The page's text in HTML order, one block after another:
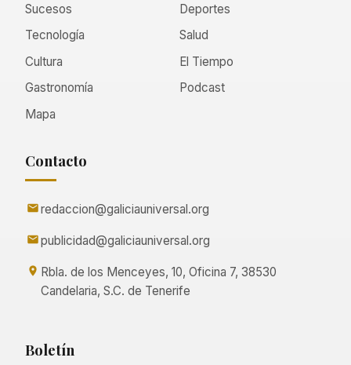
Sucesos
Deportes
Tecnología
Salud
Cultura
El Tiempo
Gastronomía
Podcast
Mapa
Contacto
redaccion@galiciauniversal.org
publicidad@galiciauniversal.org
Rbla. de los Menceyes, 10, Oficina 7, 38530
Candelaria, S.C. de Tenerife
Boletín